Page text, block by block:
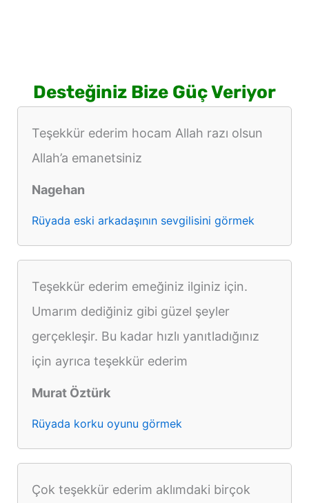
Desteğiniz Bize Güç Veriyor
Teşekkür ederim hocam Allah razı olsun
Allah’a emanetsiniz
Nagehan
Rüyada eski arkadaşının sevgilisini görmek
Teşekkür ederim emeğiniz ilginiz için.
Umarım dediğiniz gibi güzel şeyler
gerçekleşir. Bu kadar hızlı yanıtladığınız
için ayrıca teşekkür ederim
Murat Öztürk
Rüyada korku oyunu görmek
Çok teşekkür ederim aklımdaki birçok